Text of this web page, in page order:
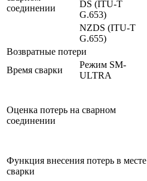
соединении
DS (ITU-T
G.653)
NZDS (ITU-T
G.655)
Возвратные потери
Время сварки
Режим SM-
ULTRA
Оценка потерь на сварном
соединении
Функция внесения потерь в месте
сварки